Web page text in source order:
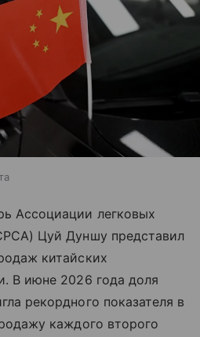
Ассоциации легковых
Цуй Дуншу представил
китайских
В июне 2026 года доля
рекордного показателя в
каждого второго